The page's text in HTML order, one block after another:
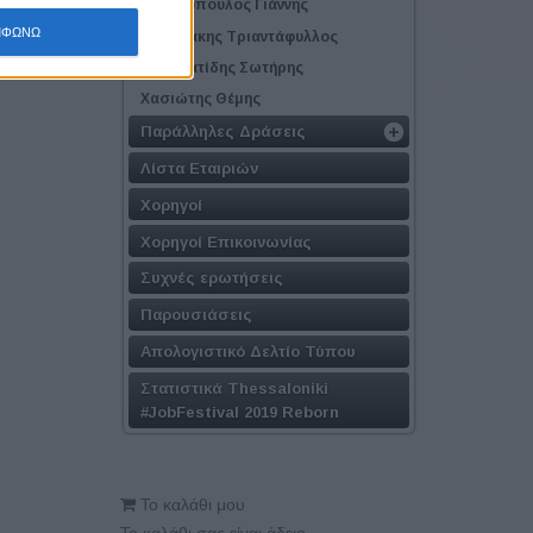
Τζαβλόπουλος Γιάννης
Τσακμάκης Τριαντάφυλλος
Τσουματίδης Σωτήρης
Χασιώτης Θέμης
Παράλληλες Δράσεις
Λίστα Εταιριών
Χορηγοί
Χορηγοί Επικοινωνίας
Συχνές ερωτήσεις
Παρουσιάσεις
Απολογιστικό Δελτίο Τύπου
Στατιστικά Thessaloniki
#JobFestival 2019 Reborn
Το καλάθι μου